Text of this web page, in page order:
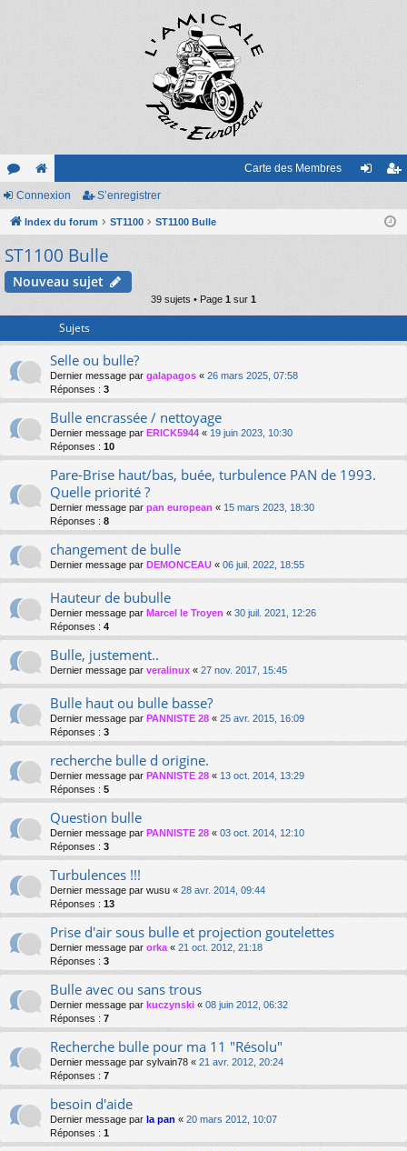
or
u
m
e
sit
e
Carte des Membres
nr
Connexion S’enregistrer
Index du forum ST1100 ST1100 Bulle
ST1100 Bulle
Nouveau sujet
39 sujets • Page 1 sur 1
Sujets
Selle ou bulle?
Dernier message par galapagos « 26 mars 2025, 07:58
Réponses : 3
Bulle encrassée / nettoyage
Dernier message par ERICK5944 « 19 juin 2023, 10:30
Réponses : 10
Pare-Brise haut/bas, buée, turbulence PAN de 1993.
Quelle priorité ?
Dernier message par pan european « 15 mars 2023, 18:30
Réponses : 8
changement de bulle
Dernier message par DEMONCEAU « 06 juil. 2022, 18:55
Hauteur de bubulle
Dernier message par Marcel le Troyen « 30 juil. 2021, 12:26
Réponses : 4
Bulle, justement..
Dernier message par veralinux « 27 nov. 2017, 15:45
Bulle haut ou bulle basse?
Dernier message par PANNISTE 28 « 25 avr. 2015, 16:09
Réponses : 3
recherche bulle d origine.
Dernier message par PANNISTE 28 « 13 oct. 2014, 13:29
Réponses : 5
Question bulle
Dernier message par PANNISTE 28 « 03 oct. 2014, 12:10
Réponses : 3
Turbulences !!!
Dernier message par wusu « 28 avr. 2014, 09:44
Réponses : 13
Prise d'air sous bulle et projection goutelettes
Dernier message par orka « 21 oct. 2012, 21:18
Réponses : 3
Bulle avec ou sans trous
Dernier message par kuczynski « 08 juin 2012, 06:32
Réponses : 7
Recherche bulle pour ma 11 "Résolu"
Dernier message par sylvain78 « 21 avr. 2012, 20:24
Réponses : 7
besoin d'aide
Dernier message par la pan « 20 mars 2012, 10:07
Réponses : 1